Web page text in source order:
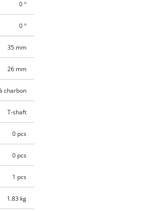
0 °
0 °
35 mm
26 mm
charbon
T-shaft
0 pcs
0 pcs
1 pcs
1.83 kg